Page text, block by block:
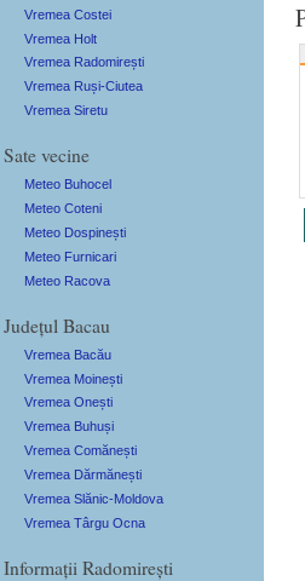
Vremea Costei
Vremea Holt
Vremea Radomirești
Vremea Ruși-Ciutea
Vremea Siretu
Sate vecine
Meteo Buhocel
Meteo Coteni
Meteo Dospinești
Meteo Furnicari
Meteo Racova
Județul Bacau
Vremea Bacău
Vremea Moinești
Vremea Onești
Vremea Buhuși
Vremea Comănești
Vremea Dărmănești
Vremea Slănic-Moldova
Vremea Târgu Ocna
Informații Radomirești